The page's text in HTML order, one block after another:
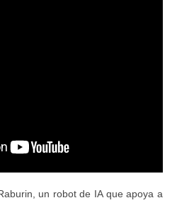
un robot de IA que apoya a